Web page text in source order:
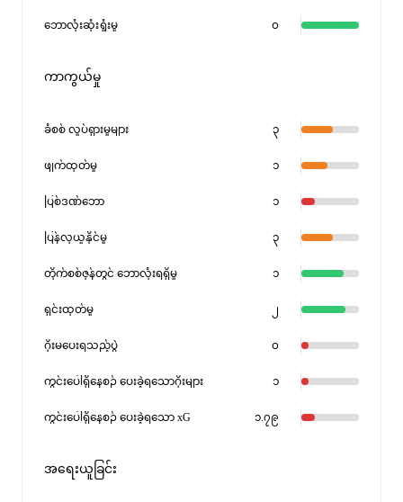
ဘောလုံးဆုံးရှုံးမှု ၀
ကာကွယ်မှု
ခံစစ် လှုပ်ရှားမှုများ ၃
ဖျက်ထုတ်မှု ၁
ပြစ်ဒဏ်ဘော ၁
ပြန်လုယူနိုင်မှု ၃
တိုက်စစ်ဇုန်တွင် ဘောလုံးရရှိမှု ၁
ရှင်းထုတ်မှု ၂
ဂိုးမပေးရသည့်ပွဲ ၀
ကွင်းပေါ်ရှိနေစဉ် ပေးခဲ့ရသောဂိုးများ ၁
ကွင်းပေါ်ရှိနေစဉ် ပေးခဲ့ရသော xG ၁.၇၉
အရေးယူခြင်း